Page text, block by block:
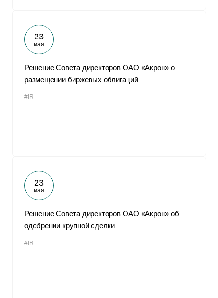
23
мая
Решение Совета директоров ОАО «Акрон» о
размещении биржевых облигаций
#IR
23
мая
Решение Совета директоров ОАО «Акрон» об
одобрении крупной сделки
#IR